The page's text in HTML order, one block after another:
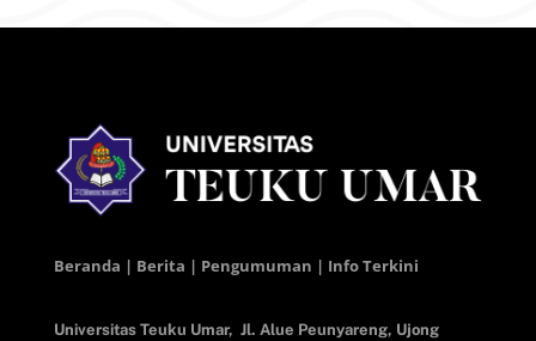
Beranda | Berita | Pengumuman | Info Terkini
Universitas Teuku Umar, Jl. Alue Peunyareng, Ujong